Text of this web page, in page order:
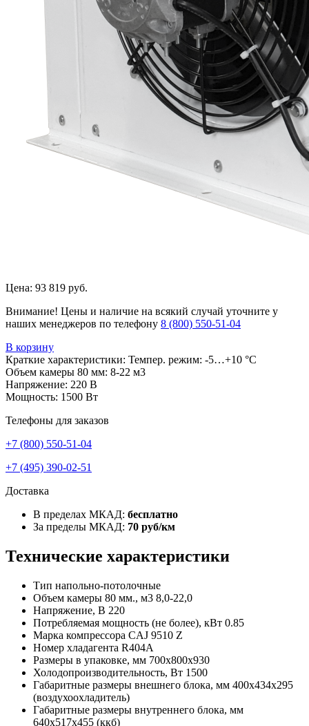
Цена: 93 819 руб.
Внимание! Цены и наличие на всякий случай уточните у
наших менеджеров по телефону 8 (800) 550-51-04
В корзину
Краткие характеристики: Темпер. режим: -5…+10 °C
Объем камеры 80 мм: 8-22 м3
Напряжение: 220 В
Мощность: 1500 Вт
Телефоны для заказов
+7 (800) 550-51-04
+7 (495) 390-02-51
Доставка
В пределах МКАД: бесплатно
За пределы МКАД: 70 руб/км
Технические характеристики
Тип напольно-потолочные
Объем камеры 80 мм., м3 8,0-22,0
Напряжение, В 220
Потребляемая мощность (не более), кВт 0.85
Марка компрессора CAJ 9510 Z
Номер хладагента R404A
Размеры в упаковке, мм 700х800х930
Холодопроизводительность, Вт 1500
Габаритные размеры внешнего блока, мм 400х434х295
(воздухоохладитель)
Габаритные размеры внутреннего блока, мм
640х517х455 (ккб)